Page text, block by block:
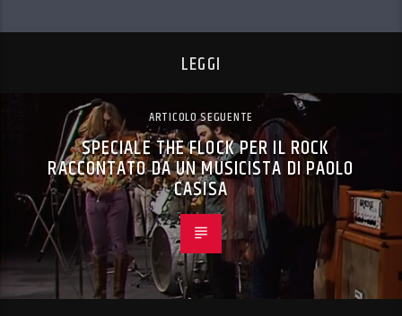
LEGGI
ARTICOLO SEGUENTE
SPECIALE THE FLOCK PER IL ROCK
RACCONTATO DA UN MUSICISTA DI PAOLO
CASISA